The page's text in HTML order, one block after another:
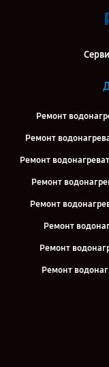
Ремонт
Ремонт
Ремонт
Ремонт
Ремонт
Ремонт
Ремонт
Ремонт
Ремонт
Ремонт